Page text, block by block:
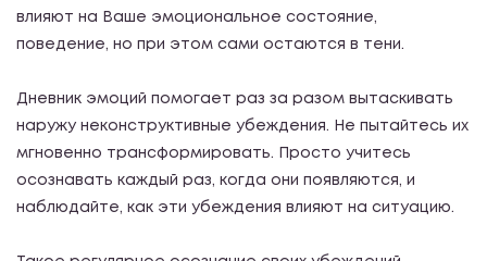
влияют на Ваше эмоциональное состояние,
поведение, но при этом сами остаются в тени.
Дневник эмоций помогает раз за разом вытаскивать
наружу неконструктивные убеждения. Не пытайтесь их
мгновенно трансформировать. Просто учитесь
осознавать каждый раз, когда они появляются, и
наблюдайте, как эти убеждения влияют на ситуацию.